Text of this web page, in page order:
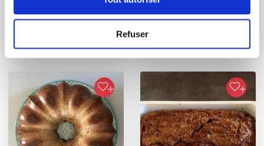
Refuser
Schwowebredele
...
Bûche au fruit de la